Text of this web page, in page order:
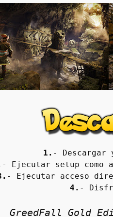
1. -
- Ejecutar setup como
- Ejecutar acceso
4. -
GreedFall Gold